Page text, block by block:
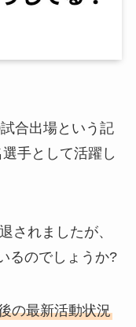
合出場という記
手として活躍し
されましたが、
るのでしょうか?
の最新活動状況